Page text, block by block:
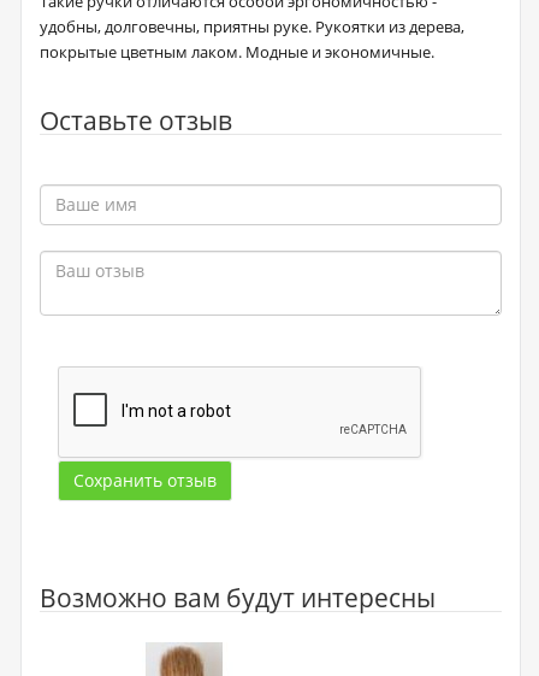
удобны, долговечны, приятны руке. Рукоятки из дерева,
покрытые цветным лаком. Модные и экономичные.
Оставьте отзыв
Сохранить отзыв
Возможно вам будут интересны